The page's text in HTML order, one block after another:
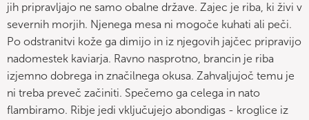
jih pripravljajo ne samo obalne države. Zajec je riba, ki živi v
severnih morjih. Njenega mesa ni mogoče kuhati ali peči.
Po odstranitvi kože ga dimijo in iz njegovih jajčec pripravijo
nadomestek kaviarja. Ravno nasprotno, brancin je riba
izjemno dobrega in značilnega okusa. Zahvaljujoč temu je
ni treba preveč začiniti. Spečemo ga celega in nato
flambiramo. Ribje jedi vključujejo abondigas - kroglice iz